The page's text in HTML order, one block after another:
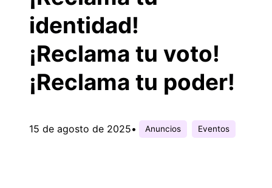
identidad!
¡Reclama tu voto!
¡Reclama tu poder!
15 de agosto de 2025• Anuncios Eventos